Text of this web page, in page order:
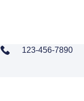
123-456-7890